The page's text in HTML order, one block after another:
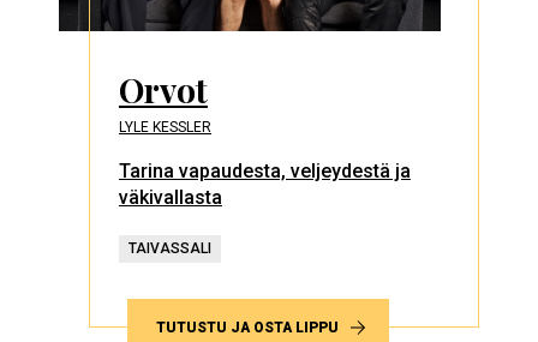
Orvot
LYLE KESSLER
Tarina vapaudesta, veljeydestä ja
väkivallasta
TAIVASSALI
TUTUSTU JA OSTA LIPPU